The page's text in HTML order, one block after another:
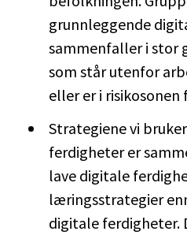
grunnleggende
sammenfaller i stor
som står utenfor
eller er i
Strategiene vi
ferdigheter er
lave digitale
læringsstrategier
digitale ferdigheter.